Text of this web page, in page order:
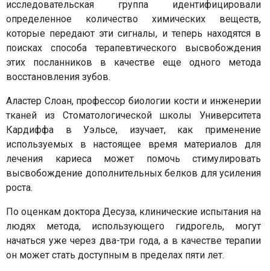
исследовательская группа идентифицировали
определенное количество химических веществ,
которые передают эти сигналы, и теперь находятся в
поисках способа терапевтического высвобождения
этих посланников в качестве еще одного метода
восстановления зубов.
Аластер Слоан, профессор биологии кости и инженерии
тканей из Стоматологической школы Университета
Кардиффа в Уэльсе, изучает, как применение
используемых в настоящее время материалов для
лечения кариеса может помочь стимулировать
высвобождение дополнительных белков для усиления
роста.
По оценкам доктора Десуза, клинические испытания на
людях метода, использующего гидрогель, могут
начаться уже через два-три года, а в качестве терапии
он может стать доступным в пределах пяти лет.